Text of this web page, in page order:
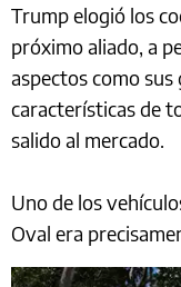
Trump elogió los
próximo aliado, a
aspectos como sus
características de
salido al mercado.
Uno de los
Oval era